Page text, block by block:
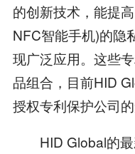
的创新技术，能提
NFC智能手机)的隐
现广泛应用。这些
品组合，目前HID
授权专利保护公司的
HID Global的最